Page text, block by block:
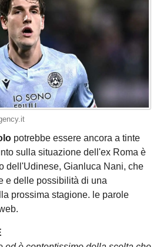
potrebbe essere ancora a tinte
sulla situazione dell'ex Roma è
dell'Udinese, Gianluca Nani, che
e delle possibilità di una
prossima stagione. le parole